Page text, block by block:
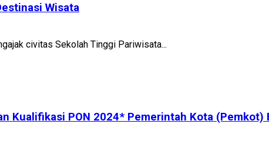
Wisata
civitas Sekolah Tinggi Pariwisata...
Kualifikasi PON 2024* Pemerintah Kota (Pemkot)